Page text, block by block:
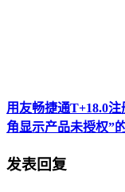
用友畅捷通T+18.0
角显示产品未授权”
发表回复